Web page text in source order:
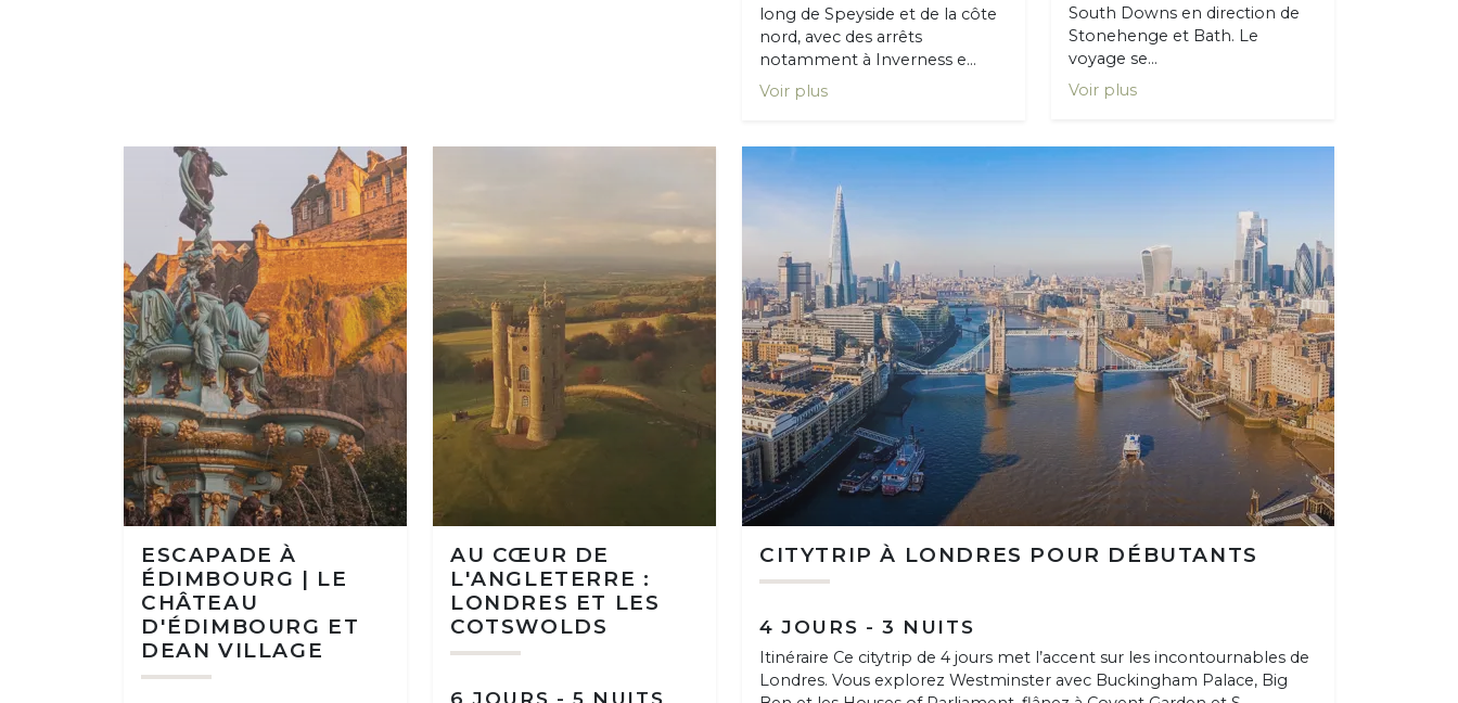
long de Speyside et de la côte
nord, avec des arrêts
notamment à Inverness e...
Voir plus
South Downs en direction de
Stonehenge et Bath. Le
voyage se...
Voir plus
ESCAPADE À
ÉDIMBOURG | LE
CHÂTEAU
D'ÉDIMBOURG ET
DEAN VILLAGE
AU CŒUR DE
L'ANGLETERRE :
LONDRES ET LES
COTSWOLDS
6 JOURS - 5 NUITS
CITYTRIP À LONDRES POUR DÉBUTANTS
4 JOURS - 3 NUITS
Itinéraire Ce citytrip de 4 jours met l’accent sur les incontournables de
Londres. Vous explorez Westminster avec Buckingham Palace, Big